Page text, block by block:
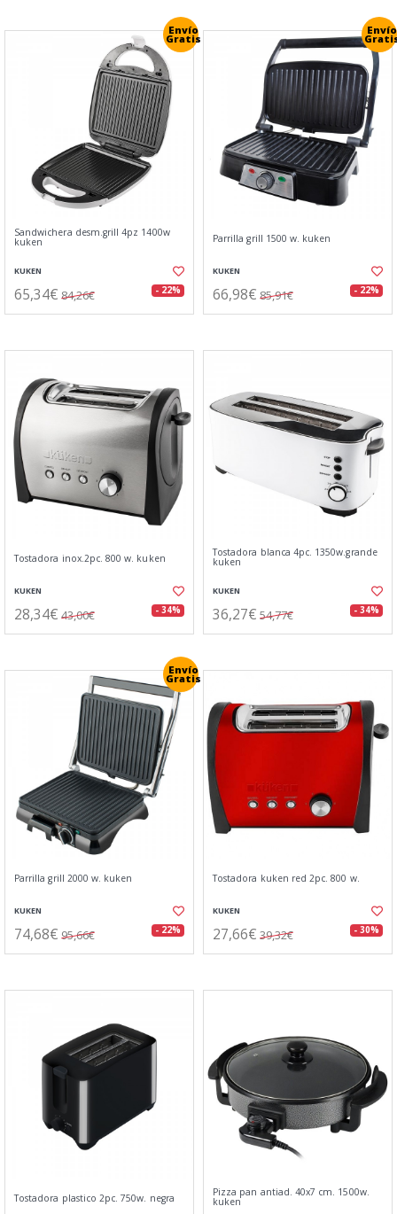
Envío
Gratis
Sandwichera desm.grill 4pz 1400w
kuken
KUKEN
65,34€ 84,26€ - 22%
Envío
Parrilla grill 1500 w. kuken
KUKEN
66,98€ 85,91€ - 22%
Tostadora inox.2pc. 800 w. kuken
KUKEN
28,34€ 43,00€ - 34%
Tostadora blanca 4pc. 1350w.grande
kuken
KUKEN
36,27€ 54,77€ - 34%
Envío
Gratis
Parrilla grill 2000 w. kuken
KUKEN
74,68€ 95,66€ - 22%
Tostadora kuken red 2pc. 800 w.
KUKEN
27,66€ 39,32€ - 30%
Tostadora plastico 2pc. 750w. negra Pizza pan antiad. 40x7 cm. 1500w.
kuken